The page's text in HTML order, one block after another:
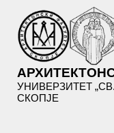
УНИВЕРЗИТЕТ
СКОПЈЕ